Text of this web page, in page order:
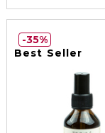
Best Seller
35%